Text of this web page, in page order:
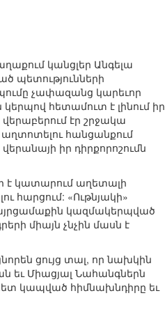
կանցլեր Անգելա
պետությունների
չափազանց կարեւոր
հետամուտ է լինում իր
էր շրջակա
հանցանքում
իր դիրքորոշումն
է կատարում աղետալի
հարցում: «Ութնյակի»
կազմակերպված
միայն չնչին մասն է
ցույց տալ, որ նախկին
եւ Միացյալ Նահանգներն
հետ կապված հիմնախնդիրը եւ